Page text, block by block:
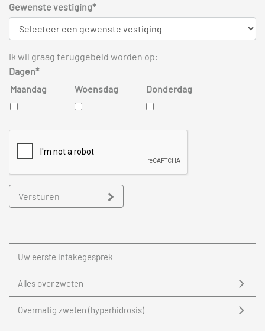
Uw eerste intakegesprek
Alles over zweten
Overmatig zweten (hyperhidrosis)
Gewenste vestiging*
Ik wil graag teruggebeld worden op:
Dagen*
Maandag
Woensdag Donderdag
Versturen